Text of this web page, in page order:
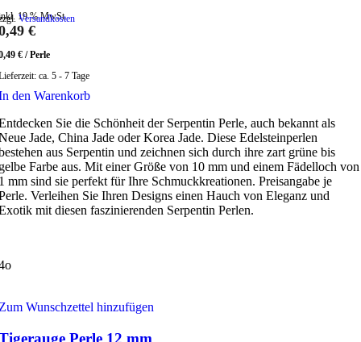
19 % MwSt.
Versandkosten
€
€ /Perle
ca. 5 - 7 Tage
den Warenkorb
Sie die Schönheit der Serpentin Perle, auch bekannt als
Jade, China Jade oder Korea Jade. Diese Edelsteinperlen
aus Serpentin und zeichnen sich durch ihre zart grüne bis
Farbe aus. Mit einer Größe von 10 mm und einem Fädelloch von
mm sind sie perfekt für Ihre Schmuckkreationen. Preisangabe je
Verleihen Sie Ihren Designs einen Hauch von Eleganz und
mit diesen faszinierenden Serpentin Perlen.
Wunschzettel hinzufügen
Perle 12 mm